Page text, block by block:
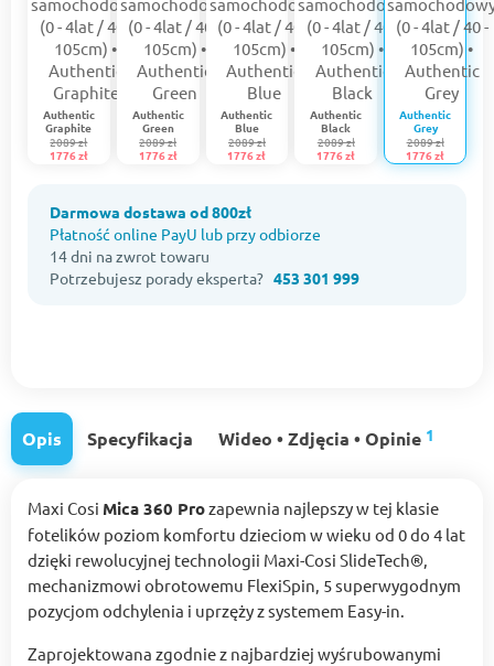
Authentic
Graphite
2089 zł
1776 zł
Authentic
Green
2089 zł
1776 zł
Authentic
Blue
2089 zł
1776 zł
Authentic
Black
2089 zł
1776 zł
Authentic
Grey
2089 zł
1776 zł
Darmowa dostawa od 800zł
Płatność online PayU lub przy odbiorze
14 dni na zwrot towaru
Potrzebujesz porady eksperta? 453 301 999
Opis Specyfikacja Wideo • Zdjęcia • Opinie 1
Maxi Cosi Mica 360 Prozapewnia najlepszy w tej klasie
fotelików poziom komfortu dzieciom w wieku od 0 do 4 lat
dzięki rewolucyjnej technologii Maxi-Cosi SlideTech®,
mechanizmowi obrotowemu FlexiSpin, 5 superwygodnym
pozycjom odchylenia i uprzęży z systemem Easy-in.
Zaprojektowana zgodnie z najbardziej wyśrubowanymi